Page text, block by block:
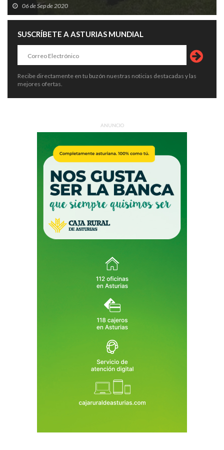
06 de Sep de 2020
SUSCRÍBETE A ASTURIAS MUNDIAL
Recibe directamente en tu buzón nuestras noticias destacadas y las
mejores ofertas.
ANUNCIO